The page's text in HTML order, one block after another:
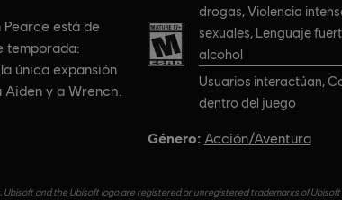
Pearce está de
temporada:
única expansión
y a Wrench.
drogas, Violencia
sexuales, Lenguaje
alcohol
Usuarios interactúan,
dentro del juego
Género: Acción/Aventura
and the Ubisoft logo are registered or unregistered trademarks of